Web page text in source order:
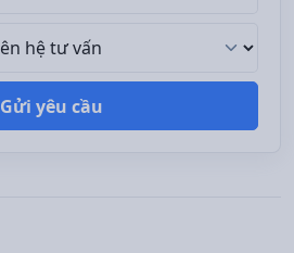
Gửi yêu cầu